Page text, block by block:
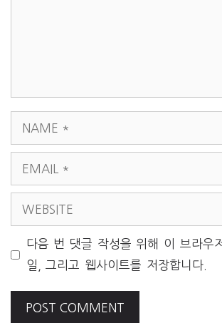
NAME
EMAIL
WEBSITE
다음 번 댓글 작성을 위해 이 브라우
일, 그리고 웹사이트를 저장합니다.